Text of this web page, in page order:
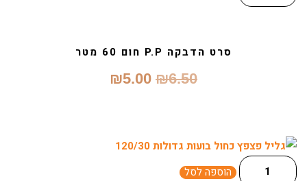
סרט הדבקה P.P חום 60 מטר
₪6.50
₪5.00
הוספה לסל